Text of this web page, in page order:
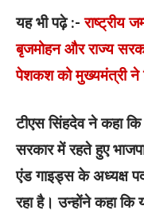
यह भी पढ़े :-राष्ट्रीय
बृजमोहन और राज्य
पेशकश को मुख्यमंत्री ने
टीएस सिंहदेव ने कहा
सरकार में रहते हुए
एंड गाइड्स के अध्यक्ष
रहा है। उन्होंने कहा